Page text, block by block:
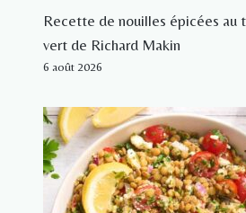
Recette de nouilles épicées au
vert de Richard Makin
6 août 2026